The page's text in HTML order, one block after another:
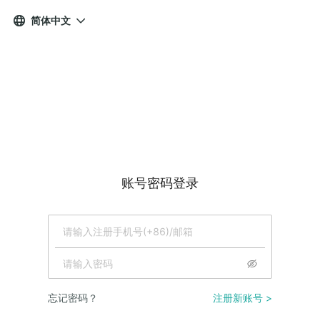
 简体中文 
账号密码登录
忘记密码？ 注册新账号>